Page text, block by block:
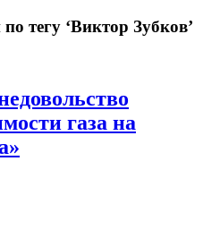
тегу ‘Виктор Зубков’
газа на